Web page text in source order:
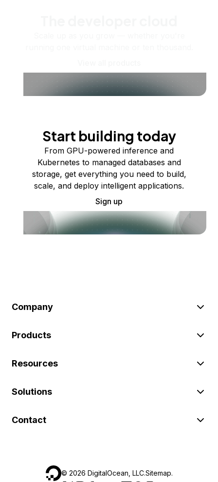
Start building today
From GPU-powered inference and
Kubernetes to managed databases and
storage, get everything you need to build,
scale, and deploy intelligent applications.
Sign up
Company
Products
Resources
Solutions
Contact
© 2026 DigitalOcean, LLC.Sitemap.